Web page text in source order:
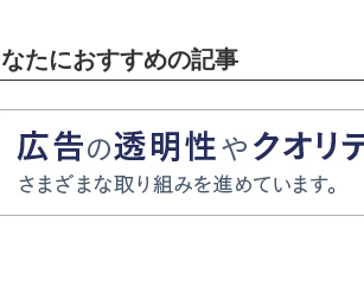
たにおすすめの記事